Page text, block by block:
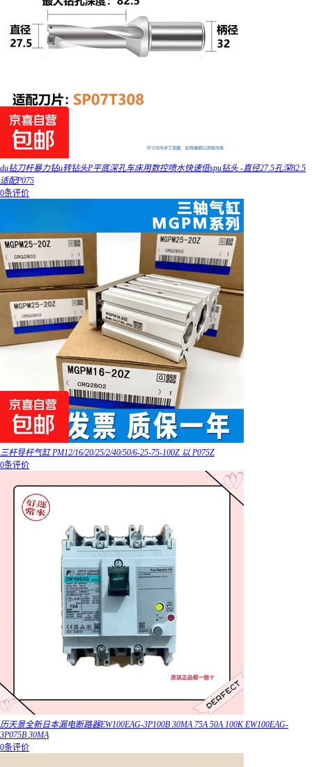
du钻刀杆暴力钻u转钻头P平底深孔车床用数控喷水快速倍spu钻头 -直径27.5孔深82.5
适配P075
0条评价
三杆导杆气缸 PM12/16/20/25/2/40/50/6-25-75-100Z 以 P075Z
0条评价
历天景全新日本漏电断路器EW100EAG-3P100B 30MA 75A 50A 100K EW100EAG-
3P075B 30MA
0条评价